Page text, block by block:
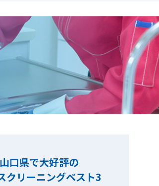
山口県で大好評の
クリーニングベスト3